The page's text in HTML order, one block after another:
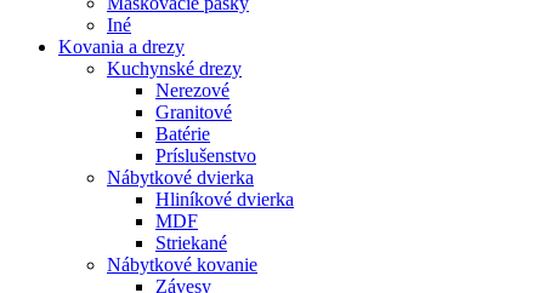
Iné
Kovania a drezy
Kuchynské drezy
Nerezové
Granitové
Batérie
Príslušenstvo
Nábytkové dvierka
Hliníkové dvierka
MDF
Striekané
Nábytkové kovanie
Závesy